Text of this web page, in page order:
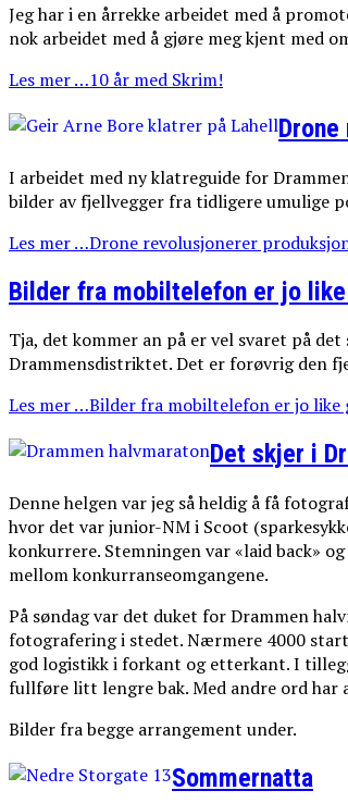
Jeg har i en årrekke arbeidet med å
nok arbeidet med å gjøre meg kjent med
Les mer …10 år med Skrim!
I arbeidet med ny klatreguide for
bilder av fjellvegger fra tidligere umulige
Les mer …Drone revolusjonerer
Bilder fra mobiltelefon er jo
Tja, det kommer an på er vel svaret på
Drammensdistriktet. Det er forøvrig den
Les mer …Bilder fra mobiltelefon er jo like
Det skjer i
Denne helgen var jeg så heldig å få
hvor det var junior-NM i Scoot
konkurrere. Stemningen var «laid back»
mellom konkurranseomgangene.
På søndag var det duket for Drammen
fotografering i stedet. Nærmere 4000
god logistikk i forkant og etterkant. I
fullføre litt lengre bak. Med andre ord har
Bilder fra begge arrangement under.
Sommernatta